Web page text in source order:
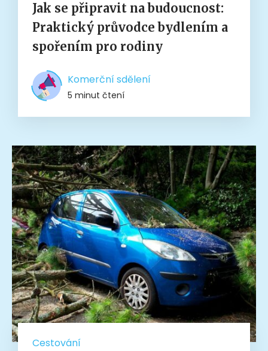
Jak se připravit na budoucnost:
Praktický průvodce bydlením a
spořením pro rodiny
Komerční sdělení
5 minut čtení
Cestování